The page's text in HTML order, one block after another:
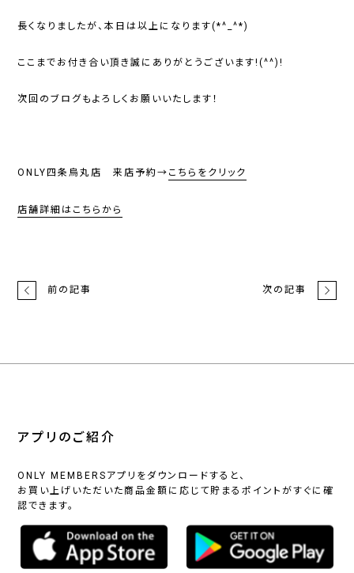
長くなりましたが、本日は以上になります(*^_^*)
ここまでお付き合い頂き誠にありがとうございます!(^^)!
次回のブログもよろしくお願いいたします！
ONLY四条烏丸店 来店予約→ こちらをクリック
店舗詳細はこちらから
前の記事 次の記事
アプリのご紹介
ONLY MEMBERSアプリをダウンロードすると、
お買い上げいただいた商品金額に応じて貯まるポイントがすぐに確
認できます。